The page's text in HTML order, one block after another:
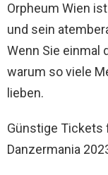
Orpheum Wien
und sein
Wenn Sie einmal
warum so viele
lieben.
Günstige Tickets
Danzermania